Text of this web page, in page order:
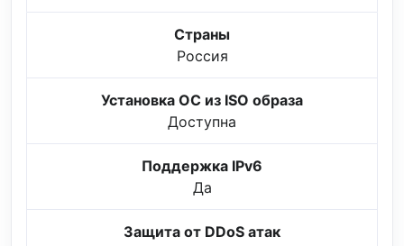
Страны
Россия
Установка ОС из ISO образа
Доступна
Поддержка IPv6
Да
Защита от DDoS атак